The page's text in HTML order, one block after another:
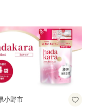
災 エコ 消耗品 生活雑貨
用品 無香料 トイレット
パー ダブル といれっと
ぱー トイレ クレシア ト
ットペーパー [BDBH002
小野市